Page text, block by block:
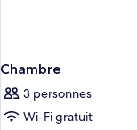
Chambre
3 personnes
Wi-Fi gratuit